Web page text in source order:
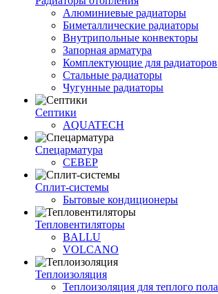
Алюминиевые радиаторы
Биметаллические радиаторы
Внутрипольные конвекторы
Запорная арматура
Комплектующие для радиаторов
Стальные радиаторы
Чугунные радиаторы
Септики
AQUATECH
Спецарматура
СЕВЕР
Сплит-системы
Бытовые кондиционеры
Тепловентиляторы
BALLU
VOLCANO
Теплоизоляция
Теплоизоляция для теплого пола